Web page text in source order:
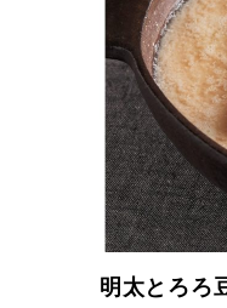
明太とろろ